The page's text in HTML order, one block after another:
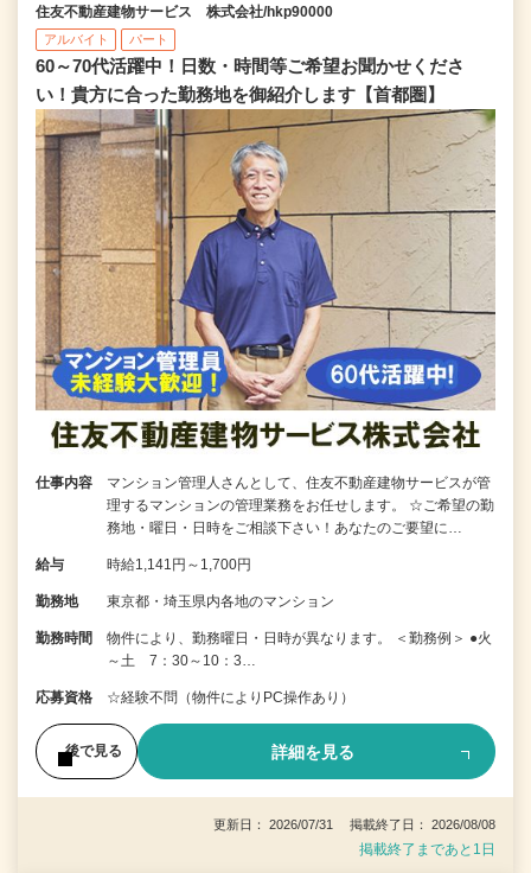
住友不動産建物サービス 株式会社/hkp90000
アルバイト パート
60～70代活躍中！日数・時間等ご希望お聞かせくださ
い！貴方に合った勤務地を御紹介します【首都圏】
仕事内容
マンション管理人さんとして、住友不動産建物サービスが管
理するマンションの管理業務をお任せします。 ☆ご希望の勤
務地・曜日・日時をご相談下さい！あなたのご要望に…
給与 時給1,141円～1,700円
勤務地 東京都・埼玉県内各地のマンション
勤務時間
物件により、勤務曜日・日時が異なります。 ＜勤務例＞ ●火
～土 7：30～10：3…
応募資格 ☆経験不問（物件によりPC操作あり）
後で見る 詳細を見る
更新日： 2026/07/31 掲載終了日： 2026/08/08
掲載終了まであと1日